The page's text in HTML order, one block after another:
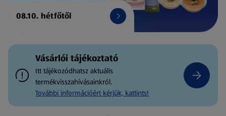
08.10. hétfőtől
Vásárlói tájékoztató
Itt tájékozódhatsz aktuális
termékvisszahívásainkról.
További információért kérjük, kattints!